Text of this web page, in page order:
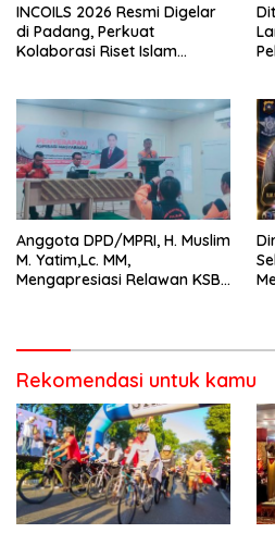
INCOILS 2026 Resmi Digelar
di Padang, Perkuat
Kolaborasi Riset Islam
Anggota DPD/MPRI, H. Muslim
M. Yatim,Lc. MM,
Mengapresiasi Relawan KSB
Rekomendasi untuk kamu